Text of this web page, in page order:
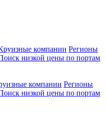
компании Регионы
низкой цены по портам
компании Регионы
низкой цены по портам